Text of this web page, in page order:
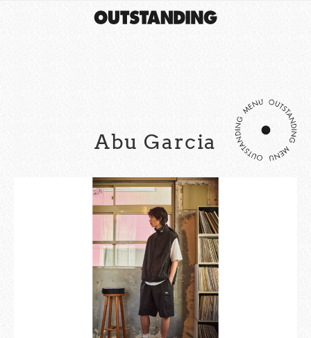
Abu Garcia